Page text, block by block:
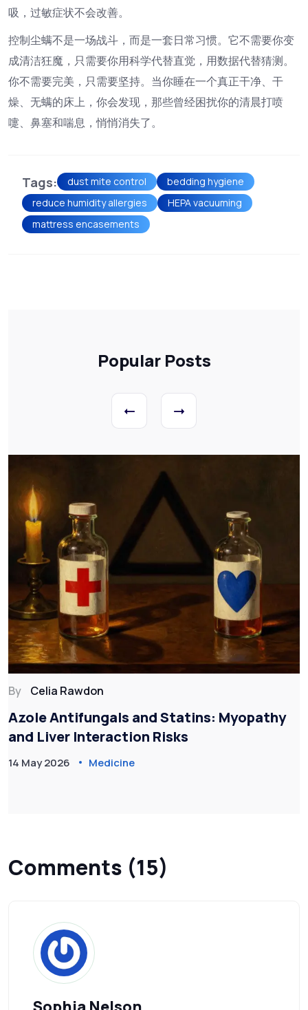
吸，过敏症状不会改善。
控制尘螨不是一场战斗，而是一套日常习惯。它不需要你变
成清洁狂魔，只需要你用科学代替直觉，用数据代替猜测。
你不需要完美，只需要坚持。当你睡在一个真正干净、干
燥、无螨的床上，你会发现，那些曾经困扰你的清晨打喷
嚏、鼻塞和喘息，悄悄消失了。
Tags: dust mite control
bedding hygiene
reduce humidity allergies
HEPA vacuuming
mattress encasements
Popular Posts
By Celia Rawdon
Azole Antifungals and Statins: Myopathy
and Liver Interaction Risks
14 May 2026 Medicine
Comments (15)